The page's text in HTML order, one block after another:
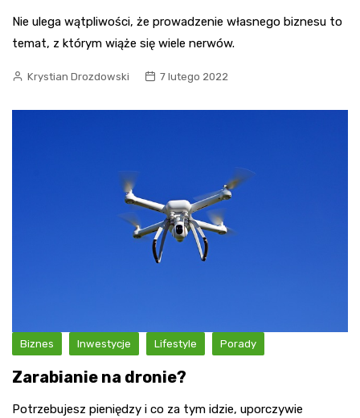
Nie ulega wątpliwości, że prowadzenie własnego biznesu to
temat, z którym wiąże się wiele nerwów.
Krystian Drozdowski 7 lutego 2022
Biznes Inwestycje Lifestyle Porady
Zarabianie na dronie?
Potrzebujesz pieniędzy i co za tym idzie, uporczywie